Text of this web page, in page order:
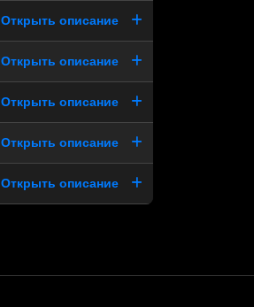
Открыть описание
Открыть описание
Открыть описание
Открыть описание
Открыть описание